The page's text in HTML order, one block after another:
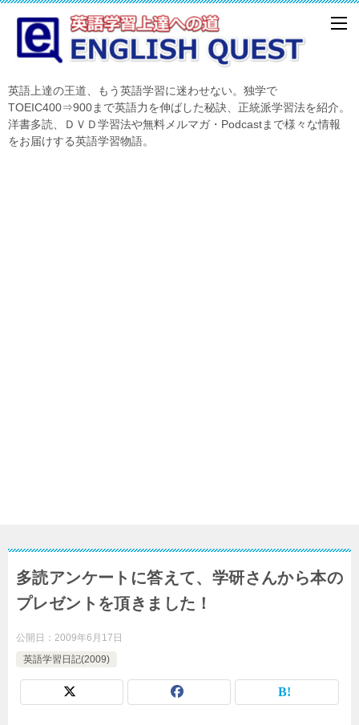
英語上達の王道、もう英語学習に迷わせない。独学で
TOEIC400⇒900まで英語力を伸ばした秘訣、正統派学習法を紹介。
洋書多読、ＤＶＤ学習法や無料メルマガ・Podcastまで様々な情報
をお届けする英語学習物語。
多読アンケートに答えて、学研さんから本の
プレゼントを頂きました！
公開日： 2009年6月17日
英語学習日記(2009)